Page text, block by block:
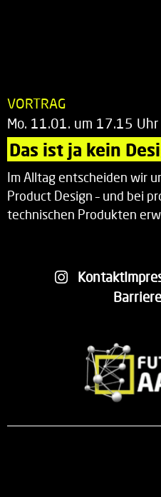
VORTRAG
Mo. 11.01. um 17.15 Uhr
Das ist ja kein
Im Alltag entscheiden wir
Product Design – und bei
technischen Produkten
Kontakt